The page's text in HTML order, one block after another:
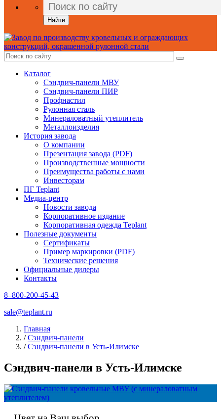
Найти
Каталог
Сэндвич-панели МВУ
Сэндвич-панели ПИР
Профнастил
Рулонная сталь
Минераловатный утеплитель
Металлоизделия
История завода
О компании
Презентация завода (PDF)
Производственные мощности
Преимущества работы с нами
Инвесторам
ПГ Teplant
Медиа-центр
Новости завода
Корпоративное издание
Корпоративная одежда Teplant
Полезные документы
Сертификаты
Пример маркировки (PDF)
Технические решения
Официальные дилеры
Контакты
8–800-200-45-43
sale@teplant.ru
Главная
/ Сэндвич-панели
/ Сэндвич-панели в Усть-Илимске
Сэндвич-панели в Усть-Илимске